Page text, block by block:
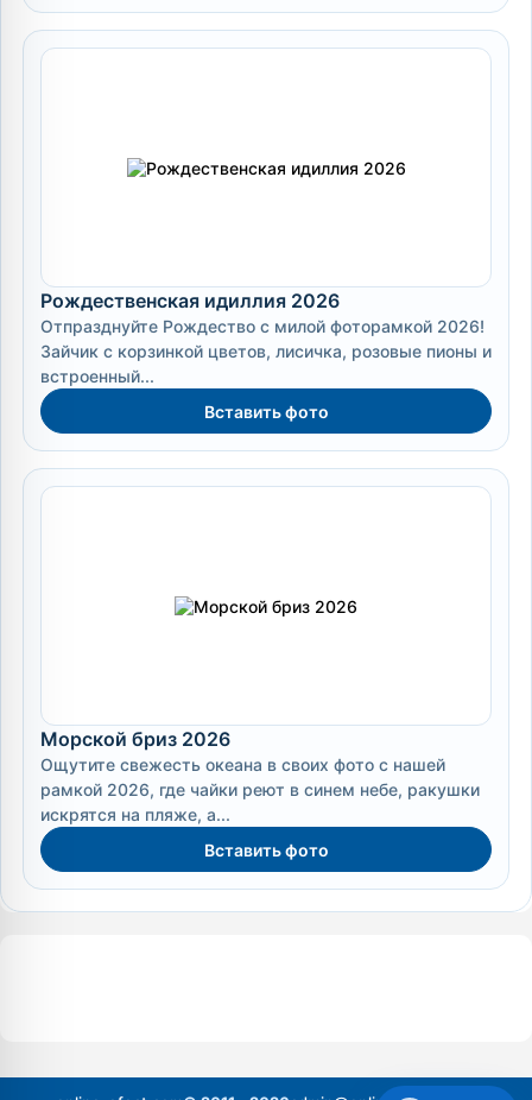
Рождественская идиллия 2026
Отпразднуйте Рождество с милой фоторамкой 2026!
Зайчик с корзинкой цветов, лисичка, розовые пионы и
встроенный...
Вставить фото
Морской бриз 2026
Ощутите свежесть океана в своих фото с нашей
рамкой 2026, где чайки реют в синем небе, ракушки
искрятся на пляже, а...
Вставить фото